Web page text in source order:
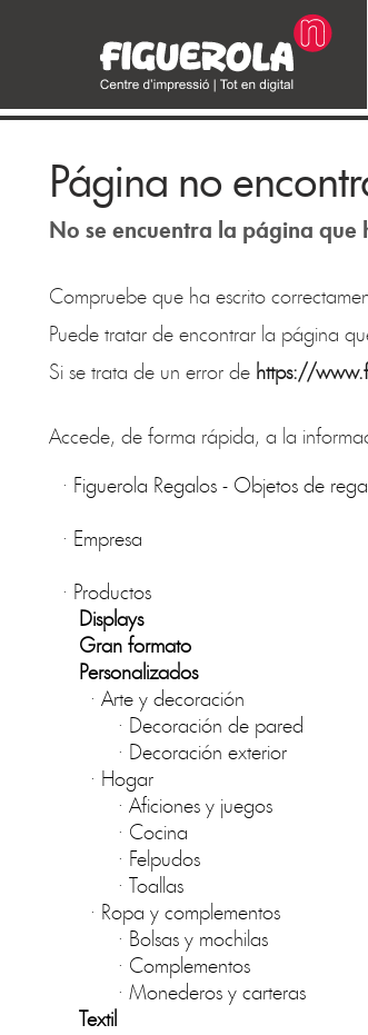
Página no
No se encuentra la página
Compruebe que ha escrito
Puede tratar de encontrar la página
Si se trata de un error de https://
Accede, de forma rápida, a la
· Figuerola Regalos - Objetos de
· Empresa
· Productos
Displays
Gran formato
Personalizados
·Arte y decoración
· Decoración de pared
· Decoración exterior
· Hogar
·Aficiones y juegos
· Cocina
· Felpudos
·Toallas
· Ropa y complementos
· Bolsas y mochilas
· Complementos
·Monederos y carteras
Textil